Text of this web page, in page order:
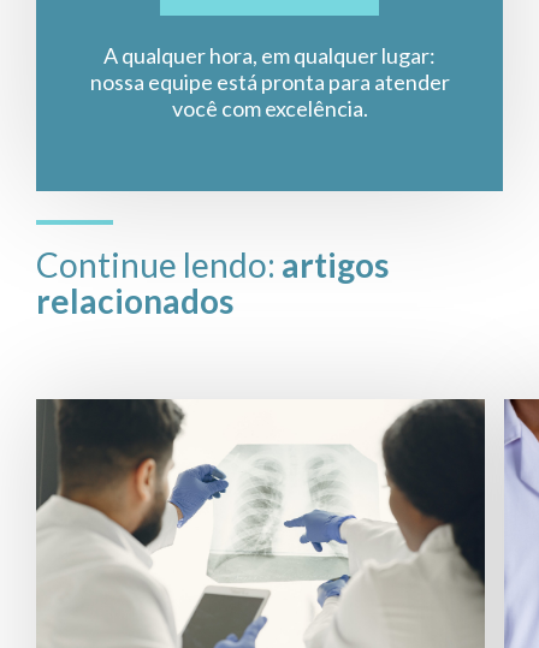
A qualquer hora, em qualquer lugar:
nossa equipe está pronta para atender
você com excelência.
Continue lendo: artigos
relacionados